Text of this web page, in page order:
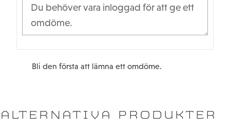
Bli den första att lämna ett omdöme.
ALTERNATIVA PRODUKTER